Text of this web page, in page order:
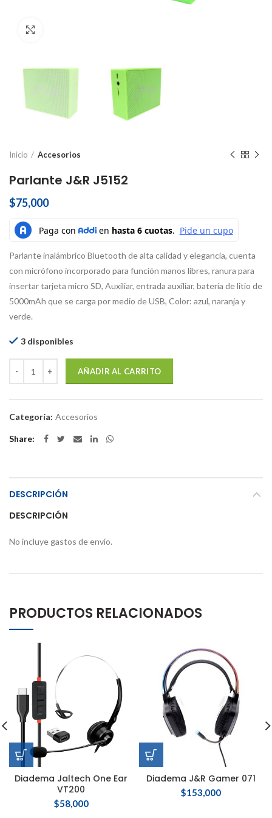
Inicio Accesorios
Parlante J&R J5152
$75,000
Parlante inalámbrico Bluetooth de alta calidad y elegancia, cuenta
con micrófono incorporado para función manos libres, ranura para
insertar tarjeta micro SD, Auxiliar, entrada auxiliar, batería de litio de
5000mAh que se carga por medio de USB, Color: azul, naranja y
verde.
3 disponibles
AÑADIR AL CARRITO
Categoría: Accesorios
Share
DESCRIPCIÓN
DESCRIPCIÓN
No incluye gastos de envío.
PRODUCTOS RELACIONADOS
Diadema Jaltech One Ear
VT200
$58,000
Diadema J&R Gamer 071
$153,000